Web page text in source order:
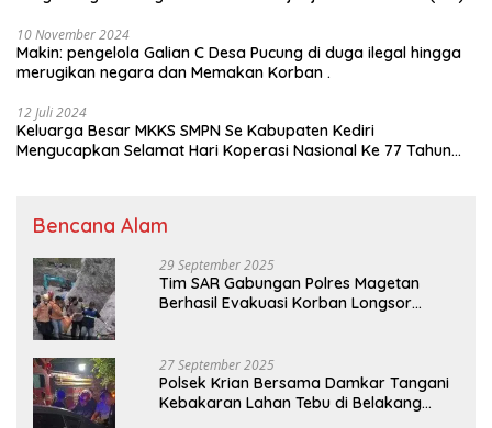
10 November 2024
Makin: pengelola Galian C Desa Pucung di duga ilegal hingga
merugikan negara dan Memakan Korban .
12 Juli 2024
Keluarga Besar MKKS SMPN Se Kabupaten Kediri
Mengucapkan Selamat Hari Koperasi Nasional Ke 77 Tahun
Bencana Alam
29 September 2025
Tim SAR Gabungan Polres Magetan
Berhasil Evakuasi Korban Longsor
27 September 2025
Polsek Krian Bersama Damkar Tangani
Kebakaran Lahan Tebu di Belakang